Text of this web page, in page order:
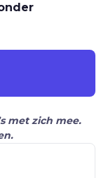
met zich mee.